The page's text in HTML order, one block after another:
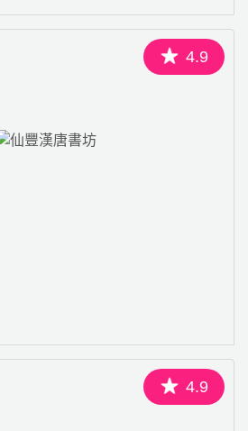
4.9
4.9